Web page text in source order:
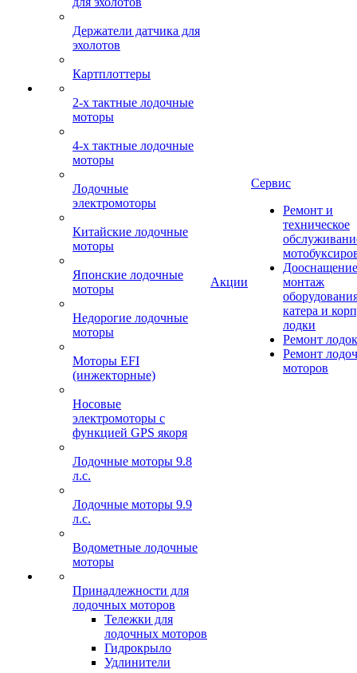
Держатели датчика для
эхолотов
Картплоттеры
2-х тактные лодочные
моторы
4-х тактные лодочные
моторы
Лодочные
электромоторы
Китайские лодочные
моторы
Японские лодочные
моторы
Недорогие лодочные
моторы
Моторы EFI
(инжекторные)
Носовые
электромоторы с
функцией GPS якоря
Лодочные моторы 9.8
л.с.
Лодочные моторы 9.9
л.с.
Водометные лодочные
моторы
Принадлежности для
лодочных моторов
Тележки для
лодочных моторов
Гидрокрыло
Удлинители
Акции
Сервис
Ремонт и
техническое
монтаж
катера и
лодки
Ремонт
Ремонт
моторов